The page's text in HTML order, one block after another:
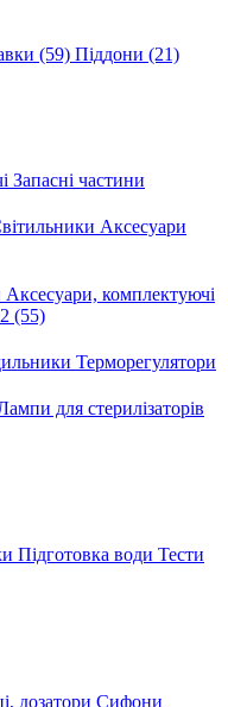
(59) Піддони (21)
Запасні частини
Аксесуари
Аксесуари, комплектуючі
(55)
Терморегулятори
для стерилізаторів
Підготовка води Тести
дозатори Сифони